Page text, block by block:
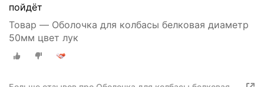
пойдёт
Товар — Оболочка для колбасы белковая диаметр
50мм цвет лук